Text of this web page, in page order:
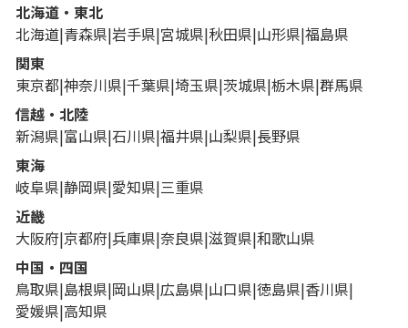
北海道・東北
北海道 青森県 岩手県 宮城県 秋田県 山形県 福島県
関東
東京都 神奈川県 千葉県 埼玉県 茨城県 栃木県 群馬県
信越・北陸
新潟県 富山県 石川県 福井県 山梨県 長野県
東海
岐阜県 静岡県 愛知県 三重県
近畿
大阪府 京都府 兵庫県 奈良県 滋賀県 和歌山県
中国・四国
鳥取県 島根県 岡山県 広島県 山口県 徳島県 香川県
愛媛県 高知県